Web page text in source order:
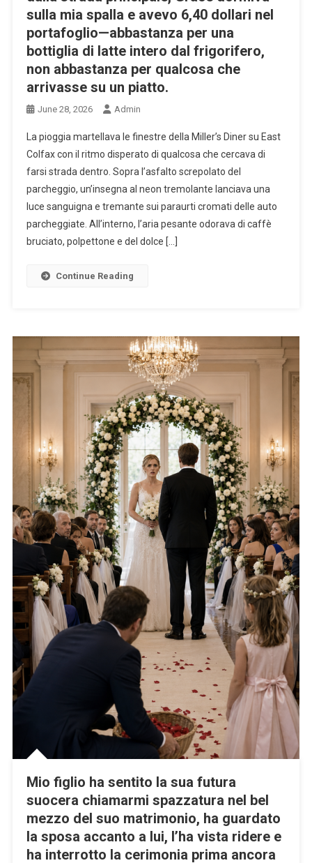
sulla mia spalla e avevo 6,40 dollari nel
portafoglio—abbastanza per una
bottiglia di latte intero dal frigorifero,
non abbastanza per qualcosa che
arrivasse su un piatto.
June 28, 2026 Admin
La pioggia martellava le finestre della Miller’s Diner su East
Colfax con il ritmo disperato di qualcosa che cercava di
farsi strada dentro. Sopra l’asfalto screpolato del
parcheggio, un’insegna al neon tremolante lanciava una
luce sanguigna e tremante sui paraurti cromati delle auto
parcheggiate. All’interno, l’aria pesante odorava di caffè
bruciato, polpettone e del dolce […]
Continue Reading
Mio figlio ha sentito la sua futura
suocera chiamarmi spazzatura nel bel
mezzo del suo matrimonio, ha guardato
la sposa accanto a lui, l’ha vista ridere e
ha interrotto la cerimonia prima ancora